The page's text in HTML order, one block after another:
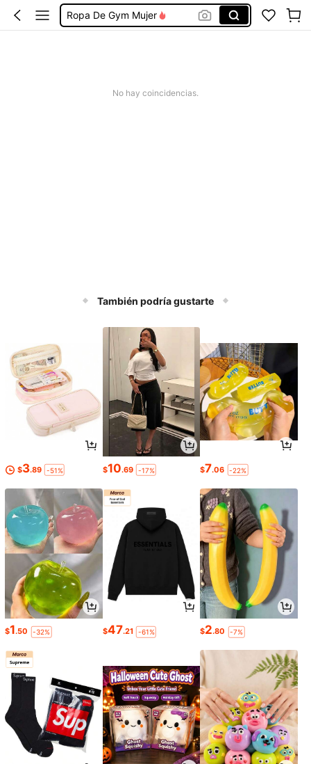
Leggings De Mujer
No hay coincidencias.
También podría gustarte
$3.89 -51% $10.69 -17% $7.06 -22%
$1.50 -32% $47.21 -61% $2.80 -7%